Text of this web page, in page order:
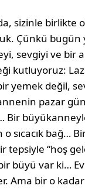
sizinle birlikte
Çünkü bugün
sevgiyi ve bir
kutluyoruz:
yemek değil,
pazar
Bir
sıcacık bağ…
tepsiyle “hoş
büyü var ki…
Ama bir o